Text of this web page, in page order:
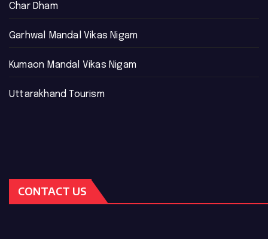
Char Dham
Garhwal Mandal Vikas Nigam
Kumaon Mandal Vikas Nigam
Uttarakhand Tourism
CONTACT US